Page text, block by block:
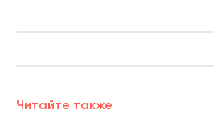
Читайте также